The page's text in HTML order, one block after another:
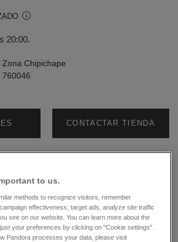
20:00.
Chipichape
760046
CONTACTAR TIENDA
10:00
10:00-20:00
10:00
20:00
10:00
to us.
methods to recognize visitors, remember
effectiveness, target ads, analyze site traffic
see on our website. You can learn more about the
your preferences by clicking on "Cookie settings" .
Pandora processes your data, please visit